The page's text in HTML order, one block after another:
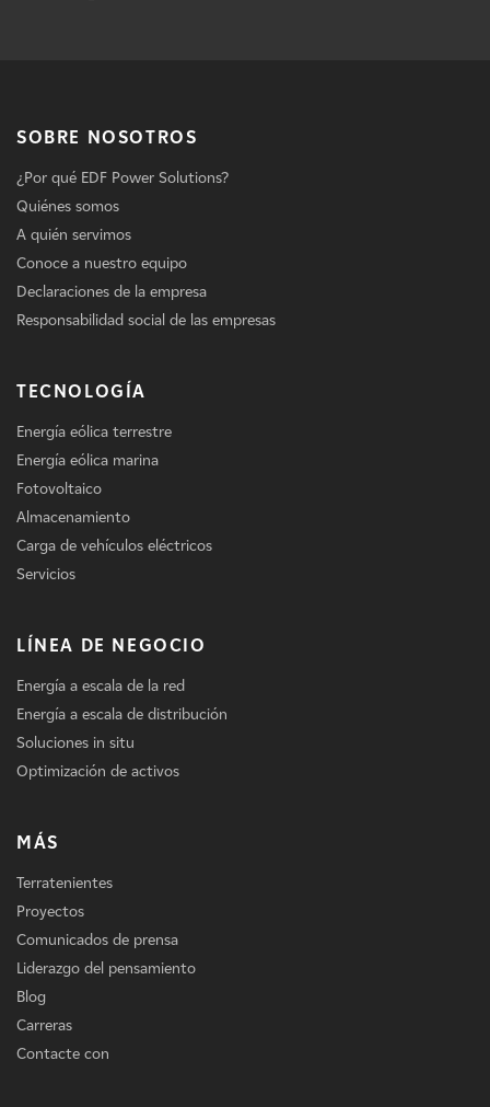
SOBRE NOSOTROS
¿Por qué EDF Power Solutions?
Quiénes somos
A quién servimos
Conoce a nuestro equipo
Declaraciones de la empresa
Responsabilidad social de las empresas
TECNOLOGÍA
Energía eólica terrestre
Energía eólica marina
Fotovoltaico
Almacenamiento
Carga de vehículos eléctricos
Servicios
LÍNEA DE NEGOCIO
Energía a escala de la red
Energía a escala de distribución
Soluciones in situ
Optimización de activos
MÁS
Terratenientes
Proyectos
Comunicados de prensa
Liderazgo del pensamiento
Blog
Carreras
Contacte con